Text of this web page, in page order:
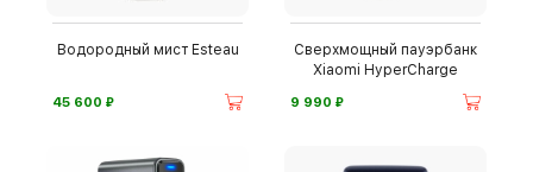
Водородный мист Esteau
45 600 ⃏
Сверхмощный пауэрбанк
Xiaomi HyperCharge
9 990 ⃏